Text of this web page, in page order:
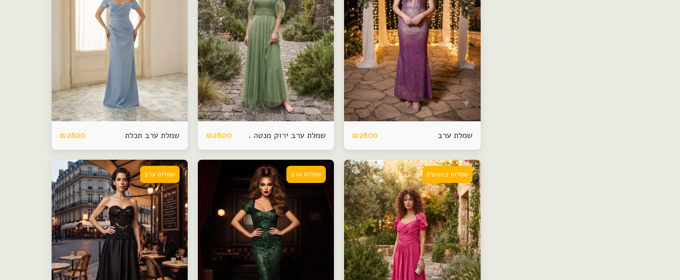
שמלת ערב ₪2800 שמלת ערב ירוק מנטה . ₪2800 שמלת ערב תכלת ₪2800
שמלות בוהושיק שמלות ערב שמלות ערב